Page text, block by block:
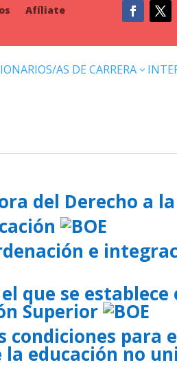
Afíliate
AS DE CARRERA 3
del Derecho a
e
que se establece
Superior
condiciones para
la educación no